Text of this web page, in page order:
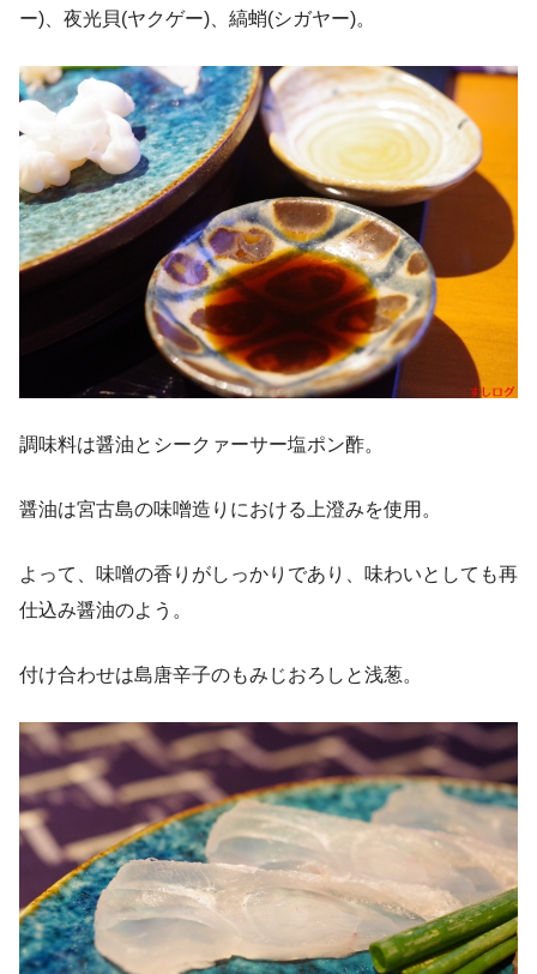
ー)、夜光貝(ヤクゲー)、縞蛸(シガヤー)。
調味料は醤油とシークァーサー塩ポン酢。
醤油は宮古島の味噌造りにおける上澄みを使用。
よって、味噌の香りがしっかりであり、味わいとしても再
仕込み醤油のよう。
付け合わせは島唐辛子のもみじおろしと浅葱。